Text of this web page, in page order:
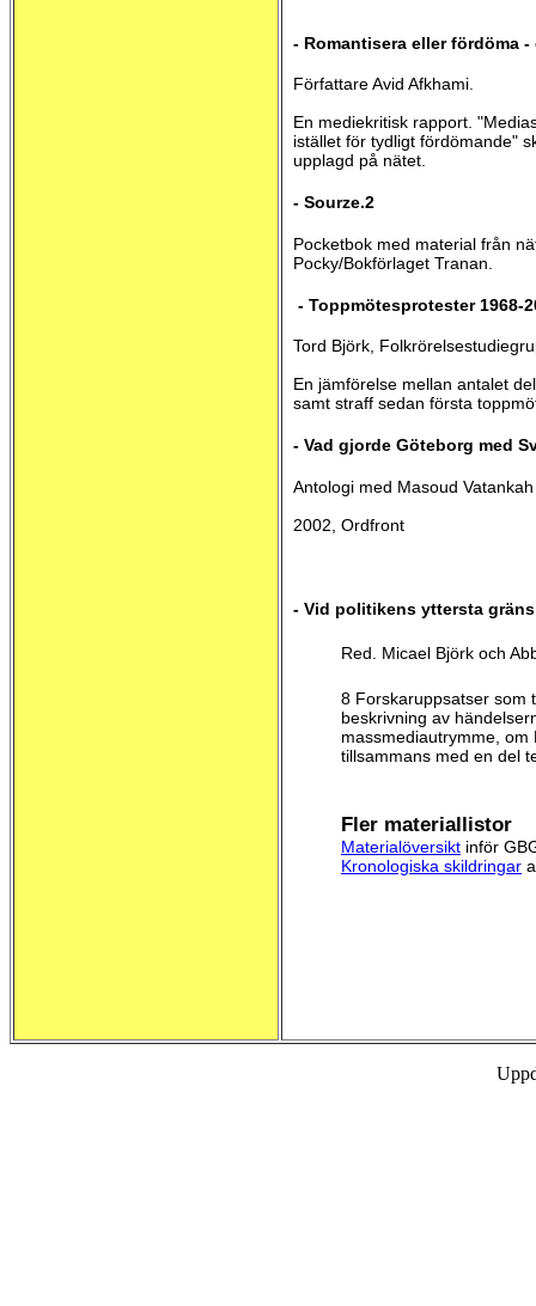
- Romantisera eller fördöma
Författare Avid Afkhami.
En mediekritisk rapport.
istället för tydligt fördömande"
upplagd på nätet.
- Sourze.2
Pocketbok med material från
Pocky/Bokförlaget Tranan.
- Toppmötesprotester 1968-
Tord Björk,
En jämförelse mellan antalet
samt straff sedan första
- Vad gjorde Göteborg med
Antologi med Masoud
2002, Ordfront
- Vid politikens yttersta
Red. Micael Björk och
8 Forskaruppsatser som
beskrivning av
massmediautrymme,
tillsammans med en del
Fler materiallistor
Materialöversikt inför
Kronologiska skildringar